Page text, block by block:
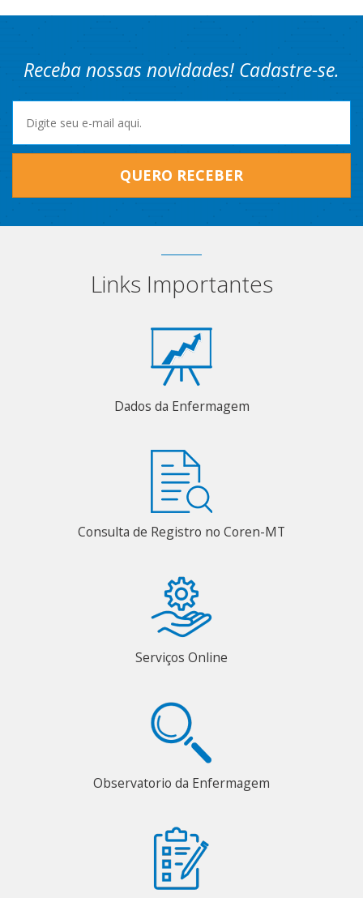
Receba nossas novidades! Cadastre-se.
QUERO RECEBER
Links Importantes
Dados da Enfermagem
Consulta de Registro no Coren-MT
Serviços Online
Observatorio da Enfermagem